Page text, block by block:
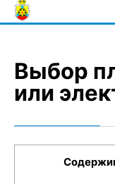
Skip
to
Выбор
или